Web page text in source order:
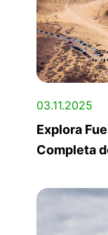
03.11.2025
Explora
Completa